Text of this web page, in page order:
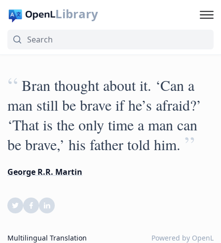
Library
“ Bran thought about it. ‘Can a
man still be brave if he’s afraid?’
‘That is the only time a man can
be brave,’ his father told him. ”
George R.R. Martin
Multilingual Translation Powered by OpenL